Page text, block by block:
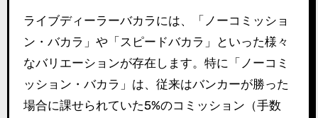
ライブディーラーバカラには、「ノーコミッショ
ン・バカラ」や「スピードバカラ」といった様々
なバリエーションが存在します。特に「ノーコミ
ッション・バカラ」は、従来はバンカーが勝った
場合に課せられていた5%のコミッション（手数